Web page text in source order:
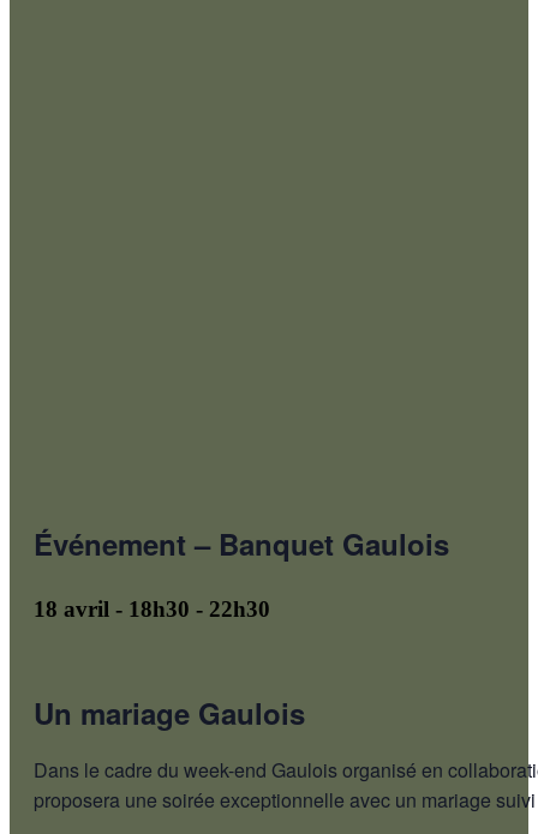
Événement – Banquet Gaulois
18 avril - 18h30 - 22h30
Un mariage Gaulois
Dans le cadre du week-end Gaulois organisé en
proposera une soirée exceptionnelle avec un mariage